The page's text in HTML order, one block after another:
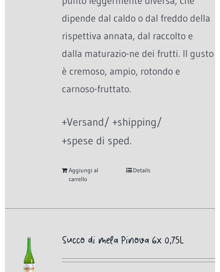
dipende dal caldo o dal freddo della
rispettiva annata, dal raccolto e
dalla maturazio-ne dei frutti. Il gusto
è cremoso, ampio, rotondo e
carnoso-fruttato.
+Versand/ +shipping/
+spese di sped.
Aggiungi al
carrello
Details
Succo di mela Pinova 6x 0,75L